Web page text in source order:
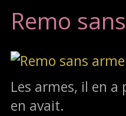
Remo
Les armes, il en
en avait.